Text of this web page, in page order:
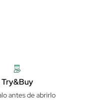
Try&Buy
antes de abrirlo